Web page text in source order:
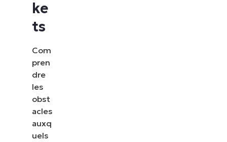
ke
ts
Com
pren
dre
les
obst
acles
auxq
uels